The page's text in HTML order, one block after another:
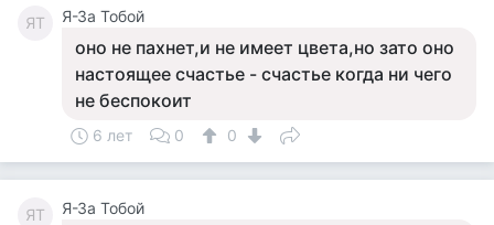
ЯТ Я-За Тобой
оно не пахнет,и не имеет цвета,но зато оно
настоящее счастье - счастье когда ни чего
не беспокоит
6 лет 0 0
ЯТ Я-За Тобой